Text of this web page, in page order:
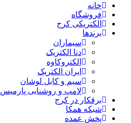
خانه
فروشگاه
الکتریکی کرج
برندها
سیماران
دنا الکتریک
الکتروکاوه
ایران الکتریک
سیم و کابل لوشان
لامپ و روشنایی پارمیس
برقکار در کرج
شبکه همکا
پخش عمده